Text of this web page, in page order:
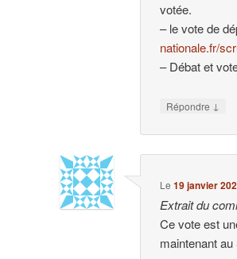
votée.
– le vote de
nationale.fr/
– Débat et
Répondre ↓
Le19 janvier
Extrait du
Ce vote est
maintenant